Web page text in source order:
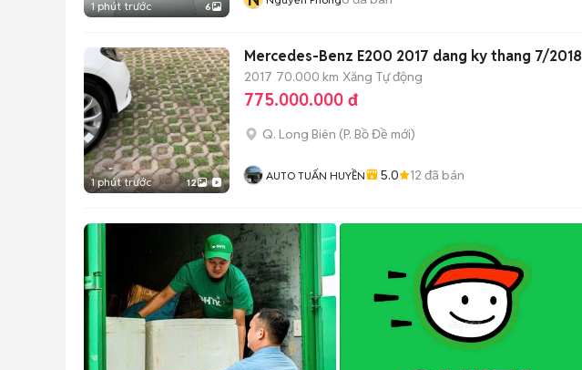
1 phút trước 6
1 phút trước 12
Mercedes-Benz E200 2017 dang ky thang 7/2018
2017 70.000 km Xăng Tự động
775.000.000 đ
Q. Long Biên (P. Bồ Đề mới)
AUTO TUẤN HUYỀN 5.0 12 đã bán